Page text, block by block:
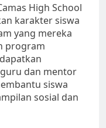
High School
karakter siswa
yang mereka
program
dan mentor
siswa
sosial dan